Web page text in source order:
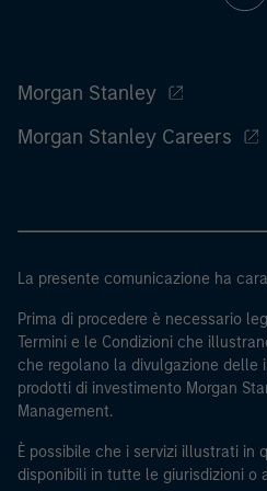
Morgan Stanley
Morgan Stanley Careers
La presente comunicazione ha
Prima di procedere è necessario
Termini e le Condizioni che
che regolano la divulgazione delle
prodotti di investimento Morgan
Management.
È possibile che i servizi illustrati in
disponibili in tutte le giurisdizioni o